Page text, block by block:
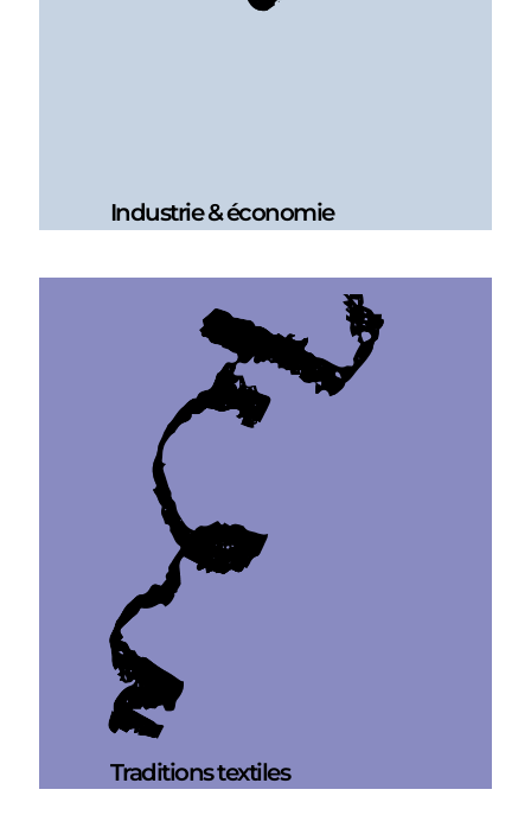
Industrie & économie
Traditions textiles